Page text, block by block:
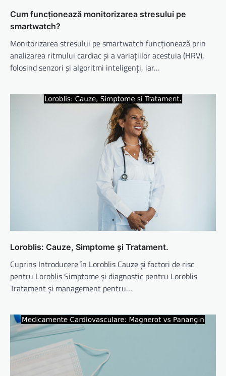
Cum funcționează monitorizarea stresului pe
smartwatch?
Monitorizarea stresului pe smartwatch funcționează prin
analizarea ritmului cardiac și a variațiilor acestuia (HRV),
folosind senzori și algoritmi inteligenți, iar…
Loroblis: Cauze, Simptome și Tratament.
Cuprins Introducere în Loroblis Cauze și factori de risc
pentru Loroblis Simptome și diagnostic pentru Loroblis
Tratament și management pentru…